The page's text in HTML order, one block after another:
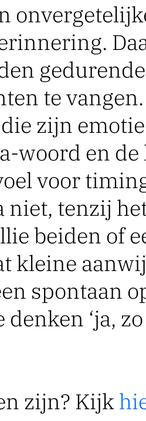
te
zijn
woord en
voor
tenzij
beiden of
kleine
spontaan
‘ja,
zijn? Kijk